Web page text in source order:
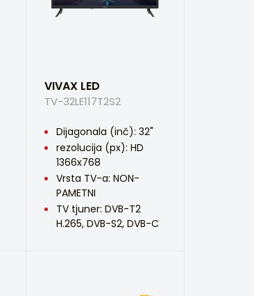
VIVAX LED
TV-32LE117T2S2
Dijagonala (inč): 32"
rezolucija (px): HD
1366x768
Vrsta TV-a: NON-
PAMETNI
TV tjuner: DVB-T2
H.265, DVB-S2, DVB-C